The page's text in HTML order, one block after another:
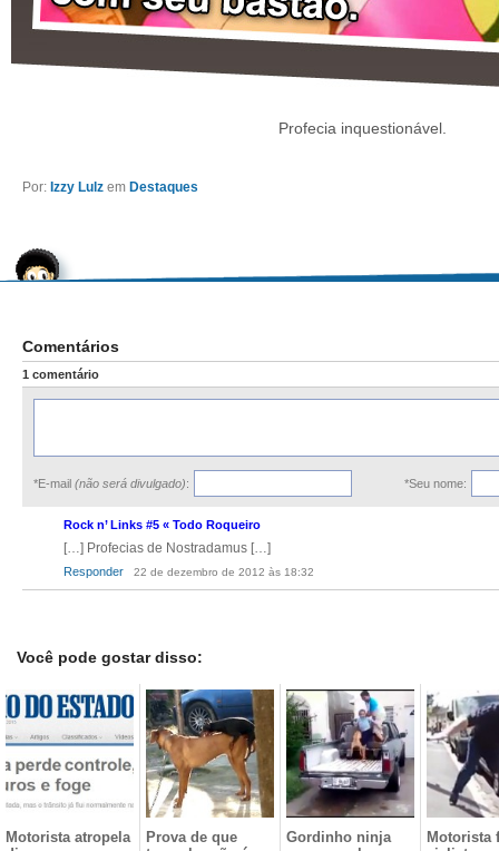
Profecia inquestionável.
Por: Izzy Lulz em Destaques
Comentários
1 comentário
*E-mail (não será divulgado): *Seu nome:
Rock n’ Links #5 « Todo Roqueiro
22 de dezembro de 2012 às 18:32
[…] Profecias de Nostradamus […]
Responder
Você pode gostar disso:
Motorista atropela
Prova de que
Gordinho ninja
Motorista